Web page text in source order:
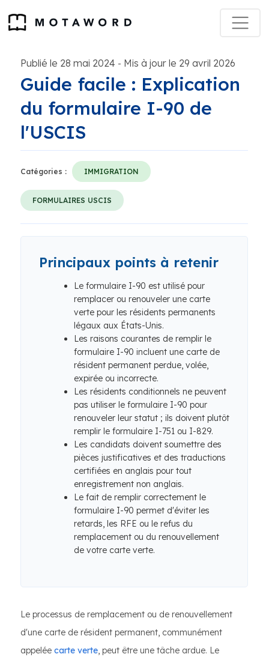
Publié le 28 mai 2024 - Mis à jour le 29 avril 2026
Guide facile : Explication
du formulaire I-90 de
l'USCIS
Catégories : IMMIGRATION
FORMULAIRES USCIS
Principaux points à retenir
Le formulaire I-90 est utilisé pour
remplacer ou renouveler une carte
verte pour les résidents permanents
légaux aux États-Unis.
Les raisons courantes de remplir le
formulaire I-90 incluent une carte de
résident permanent perdue, volée,
expirée ou incorrecte.
Les résidents conditionnels ne peuvent
pas utiliser le formulaire I-90 pour
renouveler leur statut ; ils doivent plutôt
remplir le formulaire I-751 ou I-829.
Les candidats doivent soumettre des
pièces justificatives et des traductions
certifiées en anglais pour tout
enregistrement non anglais.
Le fait de remplir correctement le
formulaire I-90 permet d'éviter les
retards, les RFE ou le refus du
remplacement ou du renouvellement
de votre carte verte.
Le processus de remplacement ou de renouvellement
d'une carte de résident permanent, communément
appelée carte verte, peut être une tâche ardue. Le